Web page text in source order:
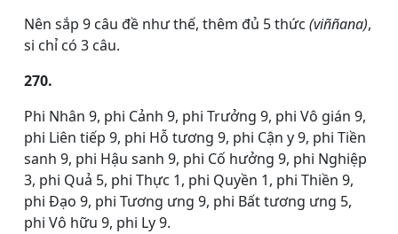
Nên sắp 9 câu đề như thế, thêm đủ 5 thức (viññana),
si chỉ có 3 câu.
270.
Phi Nhân 9, phi Cảnh 9, phi Trưởng 9, phi Vô gián 9,
phi Liên tiếp 9, phi Hỗ tương 9, phi Cận y 9, phi Tiền
sanh 9, phi Hậu sanh 9, phi Cố hưởng 9, phi Nghiệp
3, phi Quả 5, phi Thực 1, phi Quyền 1, phi Thiền 9,
phi Đạo 9, phi Tương ưng 9, phi Bất tương ưng 5,
phi Vô hữu 9, phi Ly 9.